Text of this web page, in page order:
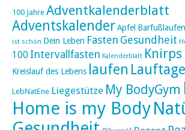
100 Jahre Adventkalenderblatt
AdventskalenderApfel Barfußlaufen
ist schön Dein Leben Fasten Gesundheit
100 Intervallfasten Kalenderblatt Knirps
Kreislauf des Lebens laufen
LebNatEne Liegestütze My BodyGym
Home is my Body